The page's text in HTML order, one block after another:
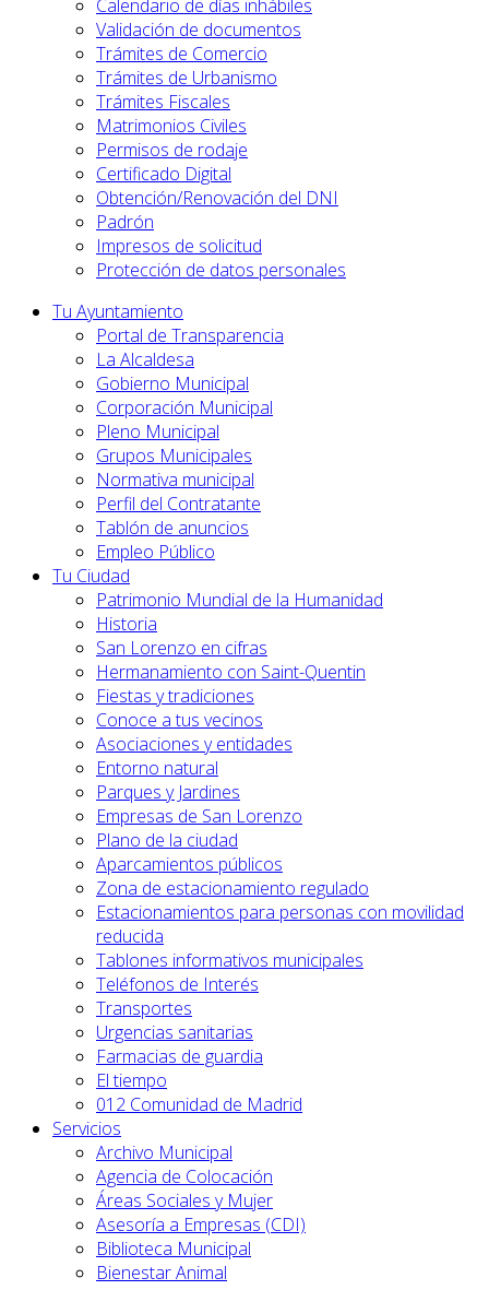
Calendario de días inhábiles
Validación de documentos
Trámites de Comercio
Trámites de Urbanismo
Trámites Fiscales
Matrimonios Civiles
Permisos de rodaje
Certificado Digital
Obtención/Renovación del DNI
Padrón
Impresos de solicitud
Protección de datos personales
Tu Ayuntamiento
Portal de Transparencia
La Alcaldesa
Gobierno Municipal
Corporación Municipal
Pleno Municipal
Grupos Municipales
Normativa municipal
Perfil del Contratante
Tablón de anuncios
Empleo Público
Tu Ciudad
Patrimonio Mundial de la Humanidad
Historia
San Lorenzo en cifras
Hermanamiento con Saint-Quentin
Fiestas y tradiciones
Conoce a tus vecinos
Asociaciones y entidades
Entorno natural
Parques y Jardines
Empresas de San Lorenzo
Plano de la ciudad
Aparcamientos públicos
Zona de estacionamiento regulado
Estacionamientos para personas con movilidad
reducida
Tablones informativos municipales
Teléfonos de Interés
Transportes
Urgencias sanitarias
Farmacias de guardia
El tiempo
012 Comunidad de Madrid
Servicios
Archivo Municipal
Agencia de Colocación
Áreas Sociales y Mujer
Asesoría a Empresas (CDI)
Biblioteca Municipal
Bienestar Animal